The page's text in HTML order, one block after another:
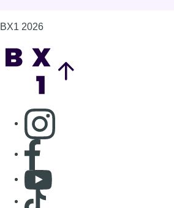
S'abonner à notre newsletter
Connaître BX1
Publicité
Offres d'emploi
Contact
Mentions légales
Politique de cookies (UE)